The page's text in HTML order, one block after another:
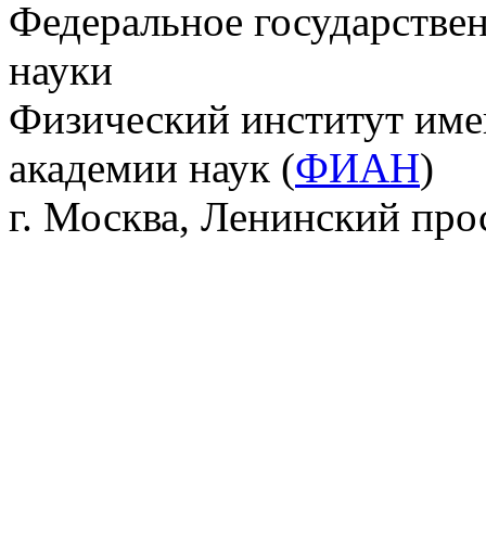
Федеральное
науки
Физический институт
академии наук (ФИАН)
г. Москва, Ленинский